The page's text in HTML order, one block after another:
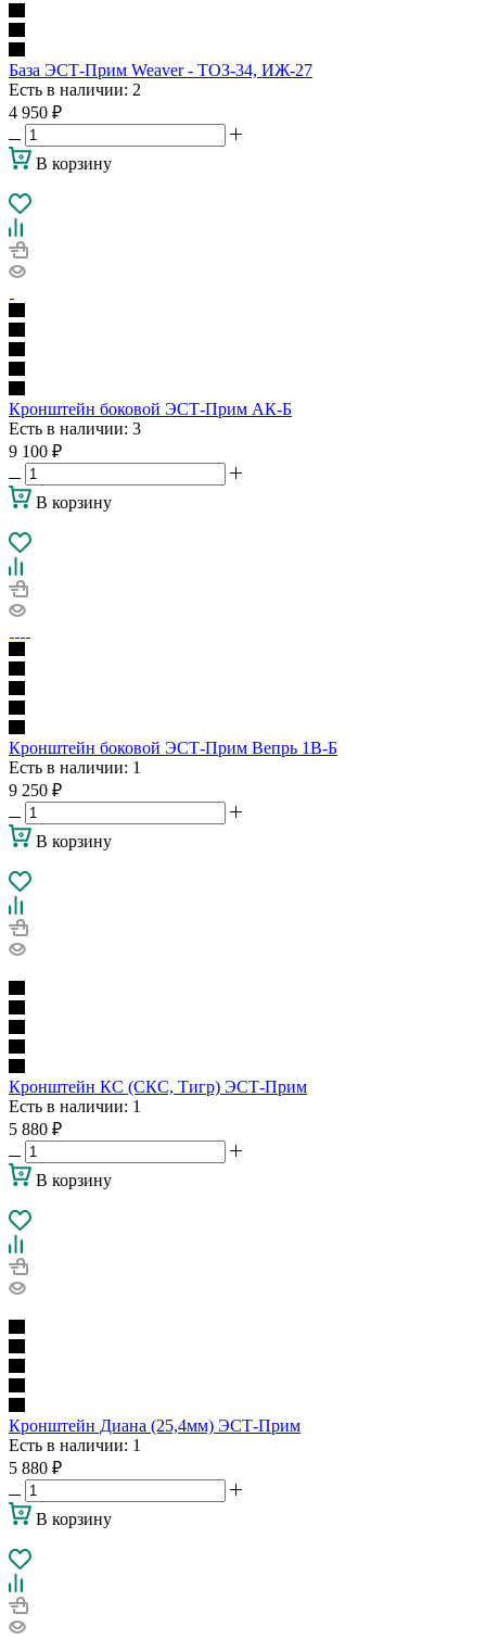
База ЭСТ-Прим Weaver - ТОЗ-34, ИЖ-27
Есть в наличии: 2
4 950 ₽
В корзину
Кронштейн боковой ЭСТ-Прим АК-Б
Есть в наличии: 3
9 100 ₽
В корзину
Кронштейн боковой ЭСТ-Прим Вепрь 1В-Б
Есть в наличии: 1
9 250 ₽
В корзину
Кронштейн КС (СКС, Тигр) ЭСТ-Прим
Есть в наличии: 1
5 880 ₽
В корзину
Кронштейн Диана (25,4мм) ЭСТ-Прим
Есть в наличии: 1
5 880 ₽
В корзину